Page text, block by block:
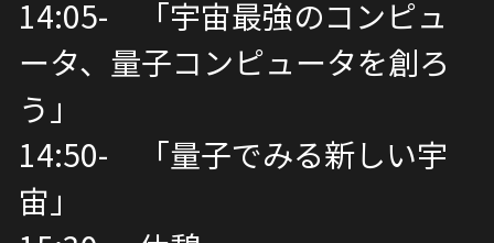
14:05-　「宇宙最強のコンピュ
ータ、量子コンピュータを創ろ
う」
14:50-　「量子でみる新しい宇
宙」